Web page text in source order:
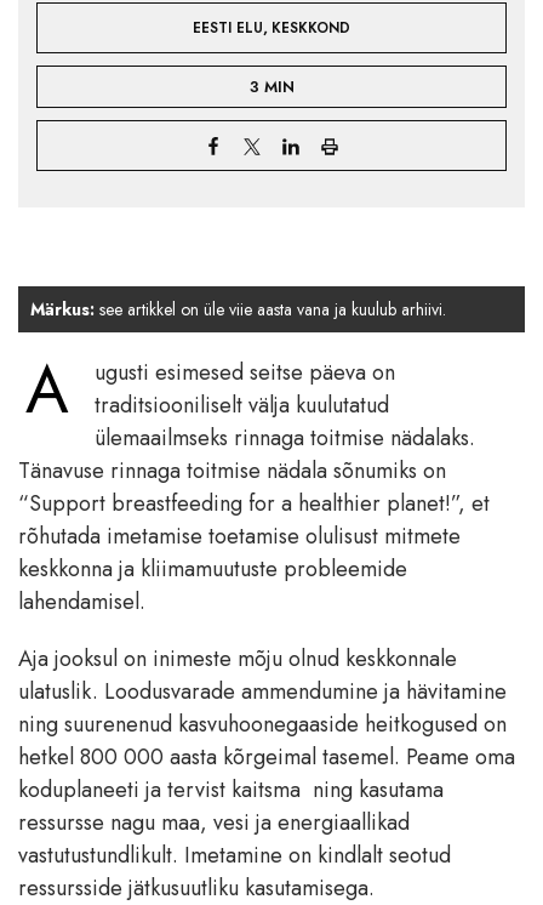
EESTI ELU, KESKKOND
3 MIN
Märkus: see artikkel on üle viie aasta vana ja kuulub arhiivi.
A
ugusti esimesed seitse päeva on
traditsiooniliselt välja kuulutatud
ülemaailmseks rinnaga toitmise nädalaks.
Tänavuse rinnaga toitmise nädala sõnumiks on
“Support breastfeeding for a healthier planet!”, et
rõhutada imetamise toetamise olulisust mitmete
keskkonna ja kliimamuutuste probleemide
lahendamisel.
Aja jooksul on inimeste mõju olnud keskkonnale
ulatuslik. Loodusvarade ammendumine ja hävitamine
ning suurenenud kasvuhoonegaaside heitkogused on
hetkel 800 000 aasta kõrgeimal tasemel. Peame oma
koduplaneeti ja tervist kaitsma ning kasutama
ressursse nagu maa, vesi ja energiaallikad
vastutustundlikult. Imetamine on kindlalt seotud
ressursside jätkusuutliku kasutamisega.